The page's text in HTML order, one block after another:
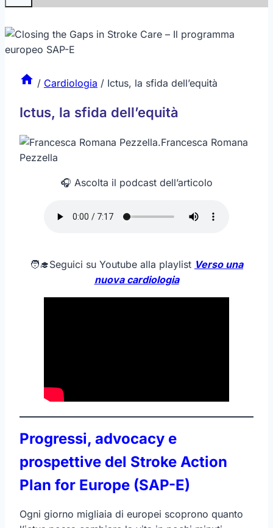
/ Cardiologia / Ictus, la sfida dell’equità
Ictus, la sfida dell’equità
.Francesca Romana
Pezzella
🎧 Ascolta il podcast dell’articolo
🧑‍🎓Seguici su Youtube alla playlist Verso una
nuova cardiologia
Progressi, advocacy e
prospettive del Stroke Action
Plan for Europe (SAP-E)
Ogni giorno migliaia di europei scoprono quanto